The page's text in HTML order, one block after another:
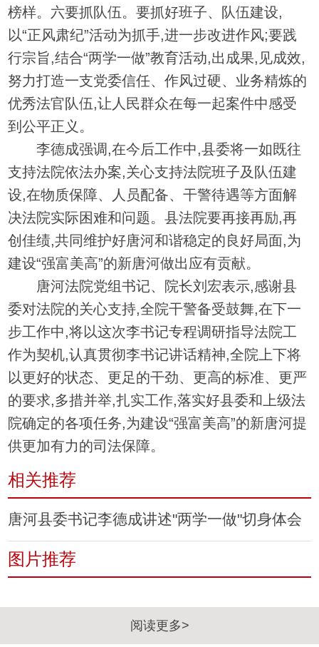
榜样。六要抓队伍。要抓好班子、队伍建设,
以“正风肃纪”活动为抓手,进一步改进作风;要践
行宗旨,结合“两学一做”教育活动,出成果,见成效,
努力打造一支党委信任、作风过硬、业务精炼的
优秀法官队伍,让人民群众在每一起案件中感受
到公平正义。
李德成强调,在今后工作中,县委将一如既往
支持法院依法办案,关心支持法院班子及队伍建
设,在物质保障、人员配备、干警待遇等方面解
决法院实际困难和问题。县法院要再接再励,再
创佳绩,共同维护好唐河和谐稳定的良好局面,为
建设“强富美高”的新唐河做出应有贡献。
唐河法院党组书记、院长刘宏表示,感谢县
委对法院的关心支持,全院干警备受鼓舞,在下一
步工作中,将以这次李书记专程调研指导法院工
作为契机,认真贯彻李书记讲话精神,全院上下将
以更好的状态、更足的干劲、更高的标准、更严
的要求,多措并举,扎实工作,落实好县委和上级法
院确定的各项任务,为建设“强富美高”的新唐河提
供更加有力的司法保障。
相关推荐
唐河县委书记李德成讲述"两学一做"切身体会
图片推荐
阅读更多>